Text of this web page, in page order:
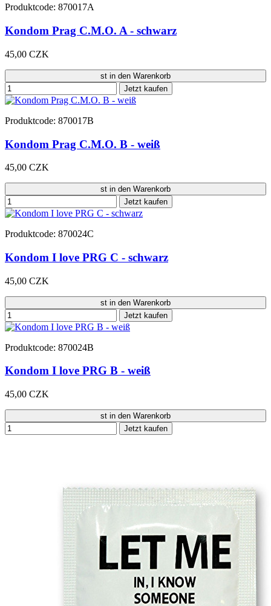
Produktcode: 870017A
Kondom Prag C.M.O. A - schwarz
45,00 CZK
st in den Warenkorb
Jetzt kaufen
Produktcode: 870017B
Kondom Prag C.M.O. B - weiß
45,00 CZK
st in den Warenkorb
Jetzt kaufen
Produktcode: 870024C
Kondom I love PRG C - schwarz
45,00 CZK
st in den Warenkorb
Jetzt kaufen
Produktcode: 870024B
Kondom I love PRG B - weiß
45,00 CZK
st in den Warenkorb
Jetzt kaufen